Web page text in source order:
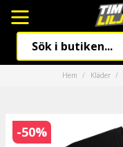
Hem Kläder
-50%